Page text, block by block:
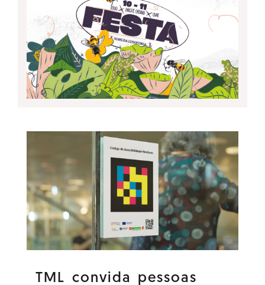
TML convida pessoas